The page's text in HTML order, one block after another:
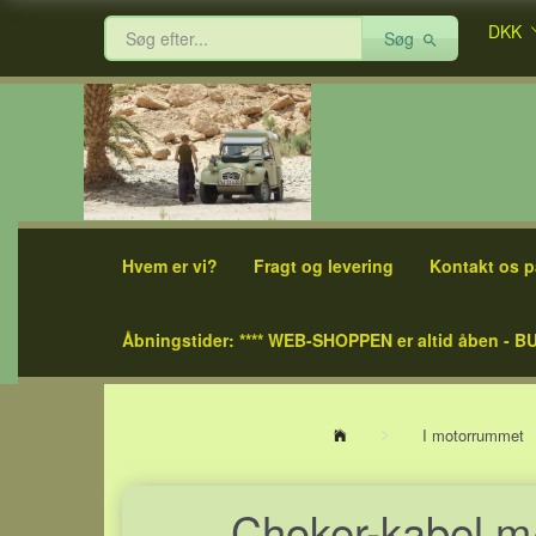
Søg DKK
Hvem er vi? Fragt og levering Kontakt os
Åbningstider: **** WEB-SHOPPEN er altid åben -
I motorrummet